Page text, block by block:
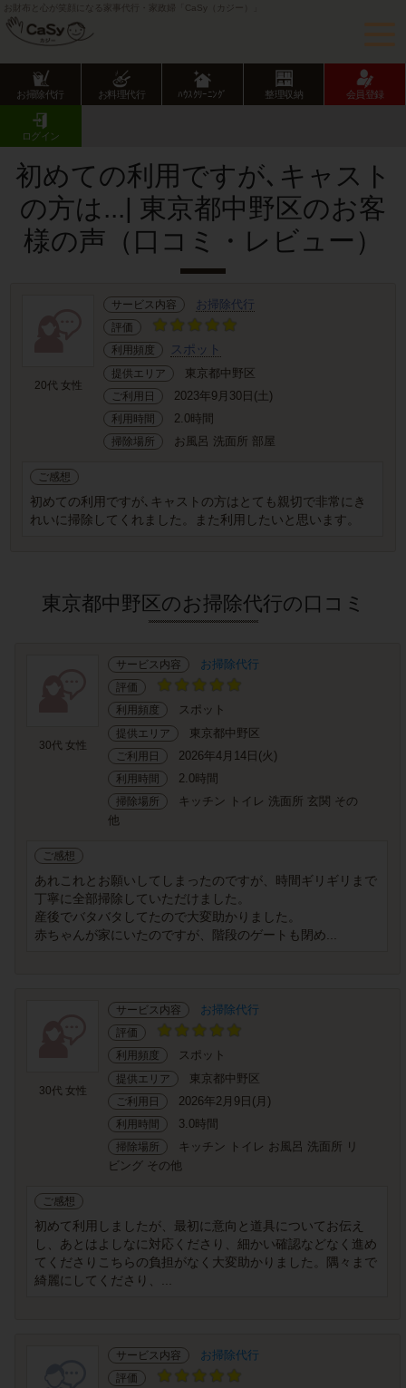
お財布と心が笑顔になる家事代行・家政婦「CaSy（カジー）」
お掃除代行 お料理代行 ﾊｳｽｸﾘｰﾆﾝｸﾞ 整理収納 会員登録
ログイン
CaSy TOP
お客様の声･口コミ詳細
初めての利用ですが､キャスト
の方は...| 東京都中野区のお客
様の声（口コミ・レビュー）
20代 女性
サービス内容 お掃除代行
評価
利用頻度
スポット
提供エリア 東京都中野区
ご利用日 2023年9月30日(土)
利用時間 2.0時間
掃除場所 お風呂 洗面所 部屋
ご感想
初めての利用ですが､キャストの方はとても親切で非常にき
れいに掃除してくれました。また利用したいと思います。
東京都中野区のお掃除代行の口コミ
30代 女性
サービス内容 お掃除代行
評価
利用頻度
スポット
提供エリア 東京都中野区
ご利用日 2026年4月14日(火)
利用時間 2.0時間
掃除場所
キッチン トイレ 洗面所 玄関 その
他
ご感想
あれこれとお願いしてしまったのですが、時間ギリギリまで
丁寧に全部掃除していただけました。
産後でバタバタしてたので大変助かりました。
赤ちゃんが家にいたのですが、階段のゲートも閉め...
30代 女性
サービス内容 お掃除代行
評価
利用頻度
スポット
提供エリア 東京都中野区
ご利用日 2026年2月9日(月)
利用時間 3.0時間
掃除場所
キッチン トイレ お風呂 洗面所 リ
ビング その他
ご感想
初めて利用しましたが、最初に意向と道具についてお伝え
し、あとはよしなに対応くださり、細かい確認などなく進め
てくださりこちらの負担がなく大変助かりました。隅々まで
綺麗にしてくださり、...
サービス内容 お掃除代行
評価